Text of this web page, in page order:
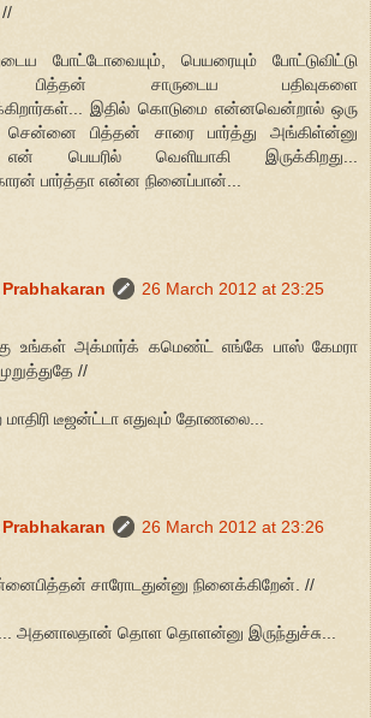
//
போட்டோவையும், பெயரையும் போட்டுவிட்டு
சாருடைய பதிவுகளை
இதில் கொடுமை என்னவென்றால் ஒரு
சென்னை பித்தன் சாரை பார்த்து அங்கிள்ன்னு
என் பெயரில் வெளியாகி இருக்கிறது...
பார்த்தா என்ன நினைப்பான்...
26 March 2012 at 23:25
உங்கள் அக்மார்க் கமெண்ட் எங்கே பாஸ் கேமரா
//
மாதிரி டீஜன்ட்டா எதுவும் தோணலை...
26 March 2012 at 23:26
சாரோடதுன்னு நினைக்கிறேன். //
அதனாலதான் தொள தொளன்னு இருந்துச்சு...